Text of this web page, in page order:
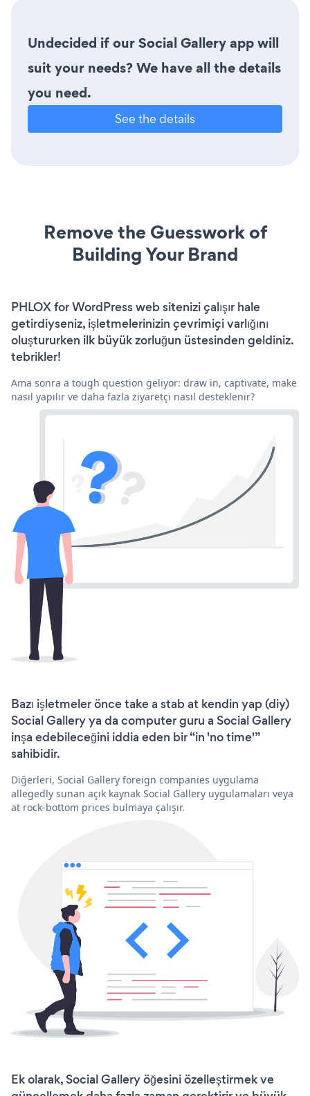
Undecided if our Social Gallery app will
suit your needs? We have all the details
you need.
See the details
Remove the Guesswork of
Building Your Brand
PHLOX for WordPress web sitenizi çalışır hale
getirdiyseniz, işletmelerinizin çevrimiçi varlığını
oluştururken ilk büyük zorluğun üstesinden geldiniz.
tebrikler!
Ama sonra a tough question geliyor: draw in, captivate, make
nasıl yapılır ve daha fazla ziyaretçi nasıl desteklenir?
Bazı işletmeler önce take a stab at kendin yap (diy)
Social Gallery ya da computer guru a Social Gallery
inşa edebileceğini iddia eden bir “in 'no time'”
sahibidir.
Diğerleri, Social Gallery foreign companies uygulama
allegedly sunan açık kaynak Social Gallery uygulamaları veya
at rock-bottom prices bulmaya çalışır.
Ek olarak, Social Gallery öğesini özelleştirmek ve